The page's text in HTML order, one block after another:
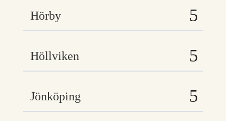
Hörby
Höllviken
Jönköping